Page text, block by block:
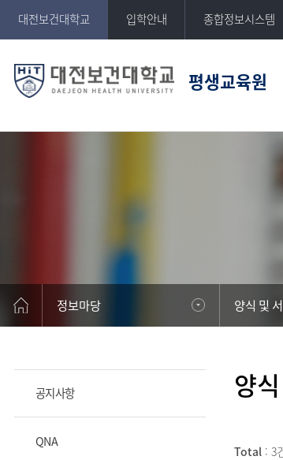
건너뛰기대전보건대학교 입학안내 종합정보시스템
평생교육원
정보마당 양식 및
공지사항
QNA
양
Total : 3